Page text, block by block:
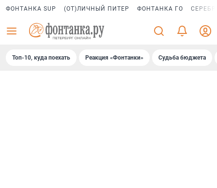
ФОНТАНКА SUP (ОТ)ЛИЧНЫЙ ПИТЕР ФОНТАНКА ГО
Топ-10, куда поехать Реакция «Фонтанки» Судьба бюджета